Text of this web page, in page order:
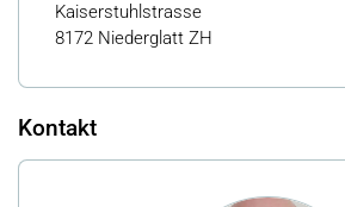
Kaiserstuhlstrasse
8172 Niederglatt ZH
Kontakt